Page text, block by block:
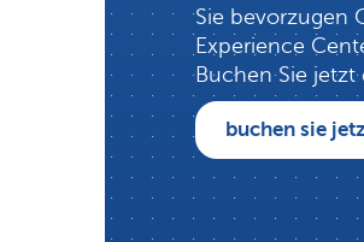
Sie bevorzugen
Experience
Buchen Sie jetzt
buchen sie